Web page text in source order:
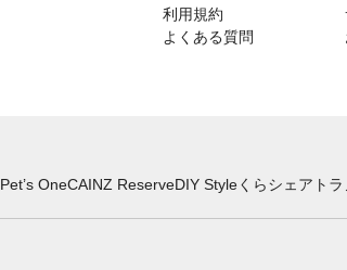
利用規約
よくある質問
Pet’s OneCAINZ ReserveDIY Styleくらシェア ト